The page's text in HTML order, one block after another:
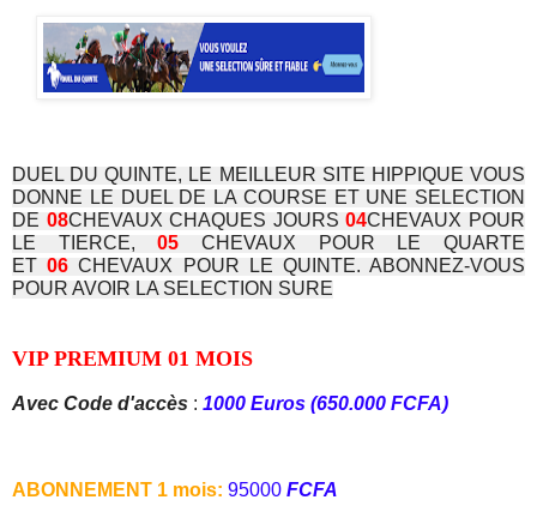
DUEL DU QUINTE, LE MEILLEUR SITE HIPPIQUE VOUS
DONNE LE DUEL DE LA COURSE ET UNE SELECTION
DE 08CHEVAUX CHAQUES JOURS04CHEVAUX POUR
LE TIERCE,05 CHEVAUX POUR LE QUARTE
ET06 CHEVAUX POUR LE QUINTE. ABONNEZ-VOUS
POUR AVOIR LA SELECTION SURE
VIP PREMIUM 01 MOIS
Avec Code d'accès : 1000 Euros (650.000 FCFA)
ABONNEMENT 1 mois: 95000 FCFA